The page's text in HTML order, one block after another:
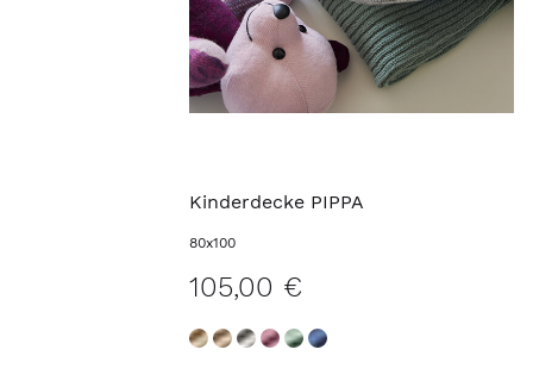
Kinderdecke PIPPA
80x100
105,00 €